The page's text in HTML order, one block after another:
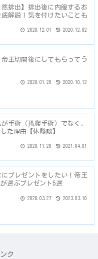
然排出】排出後に内服するお
解説！気を付けたいことも
2020.12.01 2020.12.02
王切開後にしてもらってう
2020.01.28 2020.10.12
が手術（搔爬手術）でなく、
た理由【体験談】
2020.11.28 2021.04.01
プレゼントをしたい！帝王
選ぶプレゼント5選
2020.03.27 2023.03.10
ク